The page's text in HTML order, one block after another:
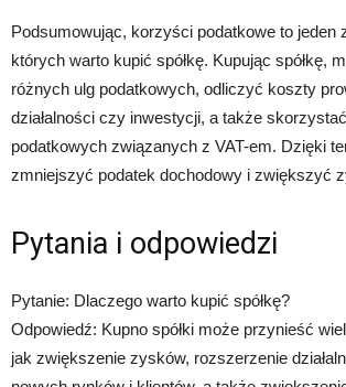
Podsumowując, korzyści podatkowe to jeden
których warto kupić spółkę. Kupując spółkę,
różnych ulg podatkowych, odliczyć koszty
działalności czy inwestycji, a także
podatkowych związanych z VAT-em. Dzięki
zmniejszyć podatek dochodowy i zwiększyć
Pytania i odpowiedzi
Pytanie: Dlaczego warto kupić spółkę?
Odpowiedź: Kupno spółki może przynieść
jak zwiększenie zysków, rozszerzenie